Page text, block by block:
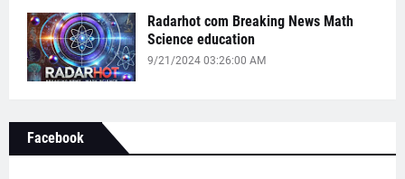
Radarhot com Breaking News Math
Science education
9/21/2024 03:26:00 AM
Facebook